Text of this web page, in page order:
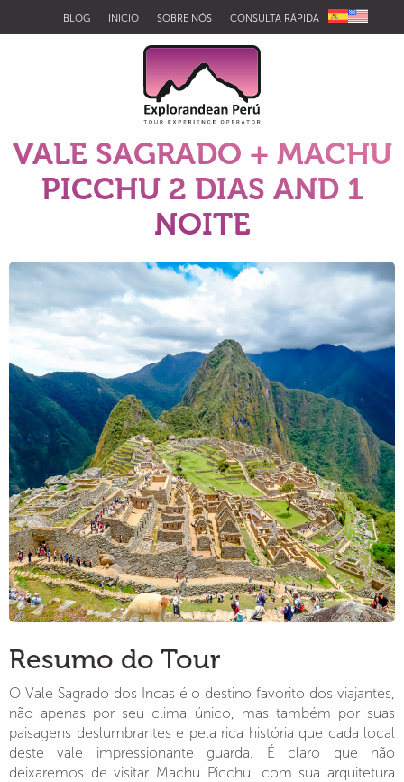
BLOG INICIO SOBRE NÓS CONSULTA RÁPIDA
VALE SAGRADO + MACHU
PICCHU 2 DIAS AND 1
NOITE
Resumo do Tour
O Vale Sagrado dos Incas é o destino favorito dos viajantes,
não apenas por seu clima único, mas também por suas
paisagens deslumbrantes e pela rica história que cada local
deste vale impressionante guarda. É claro que não
deixaremos de visitar Machu Picchu, com sua arquitetura